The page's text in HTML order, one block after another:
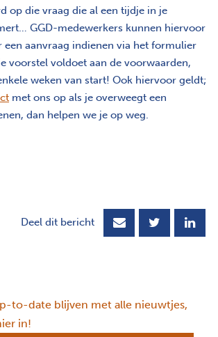
op die vraag die al een tijdje in je
GGD-medewerkers kunnen hiervoor
een aanvraag indienen via het formulier
voorstel voldoet aan de voorwaarden,
weken van start! Ook hiervoor geldt;
met ons op als je overweegt een
dan helpen we je op weg.
Deel dit bericht
to-date blijven met alle nieuwtjes,
in!